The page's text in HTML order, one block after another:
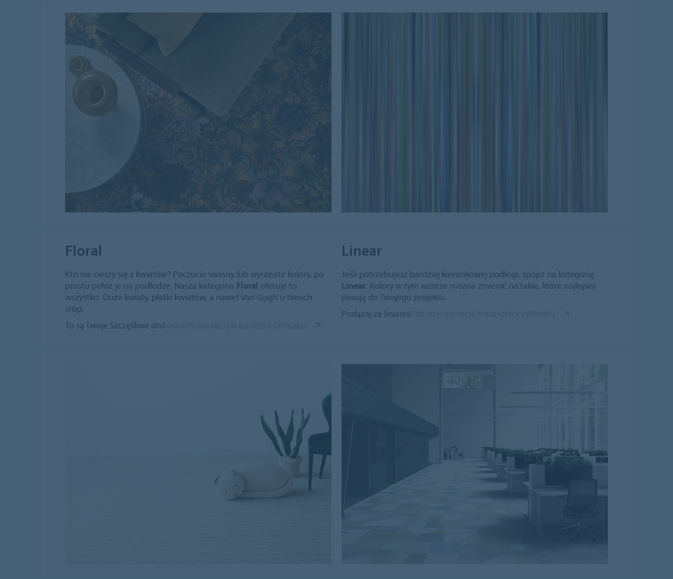
Floral
Kto nie cieszy się z kwiatów? Poczucie wiosny lub wyraziste kolory, po
prostu połóż je na podłodze. Nasza kategoria Floral oferuje to
wszystko. Duże kwiaty, płatki kwiatów, a nawet Van Gogh u twoich
stóp.
To są Twoje Szczęśliwe dni!
Linear
Jeśli potrzebujesz bardziej kierunkowej podłogi, spójrz na kategorię
Linear. Kolory w tym wzorze można zmienić na takie, które najlepiej
pasują do Twojego projektu.
Podążaj za liniami!